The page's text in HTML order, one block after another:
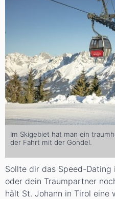
Im Skigebiet hat man ein
der Fahrt mit der Gondel.
Sollte dir das Speed-
oder dein Traumpartner
hält St. Johann in Tirol eine